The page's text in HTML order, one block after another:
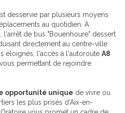
desservie par plusieurs moyens
au quotidien. À
l'arrêt de bus "Bouenhoure" dessert
directement au centre-ville
éloignés, l'accès à l'autoroute A8
permettant de rejoindre
opportunité unique de vivre ou
les plus prisés d'Aix-en-